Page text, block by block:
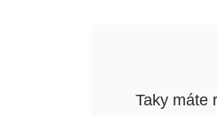
Taky máte